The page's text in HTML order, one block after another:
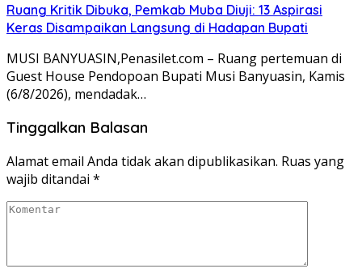
Ruang Kritik Dibuka, Pemkab Muba Diuji: 13 Aspirasi
Keras Disampaikan Langsung di Hadapan Bupati
MUSI BANYUASIN,Penasilet.com – Ruang pertemuan di
Guest House Pendopoan Bupati Musi Banyuasin, Kamis
(6/8/2026), mendadak…
Tinggalkan Balasan
Alamat email Anda tidak akan dipublikasikan. Ruas yang
wajib ditandai *